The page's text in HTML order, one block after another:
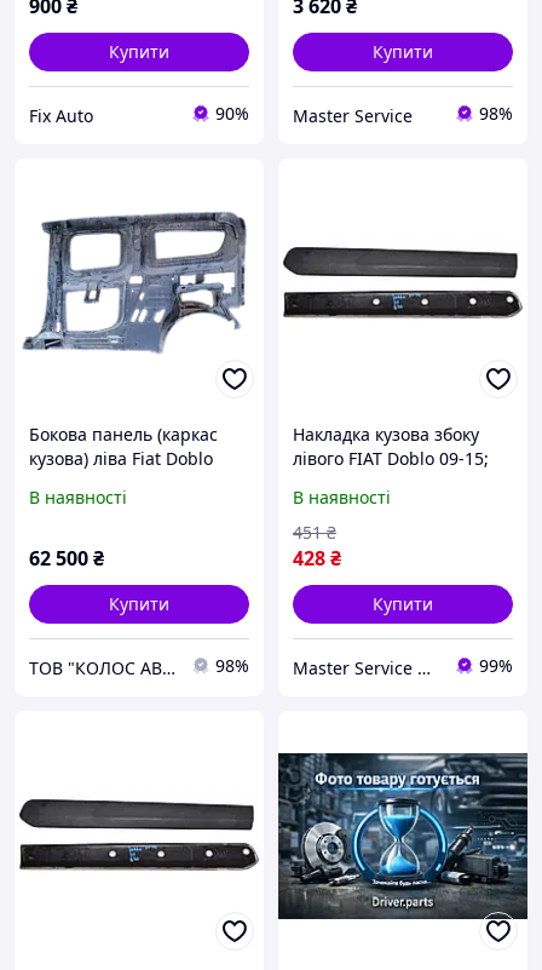
900₴
Купити
Fix Auto 90%
3 620₴
Купити
Master Service 98%
Бокова панель (каркас
кузова) ліва Fiat Doblo
В наявності
62 500₴
Купити
ТОВ "КОЛОС АВТО" 98%
Накладка кузова збоку
лівого FIAT Doblo 09-15;
(735497897, 735461484)
735497897
В наявності
428₴
451 ₴
Купити
Master Service Львів 99%